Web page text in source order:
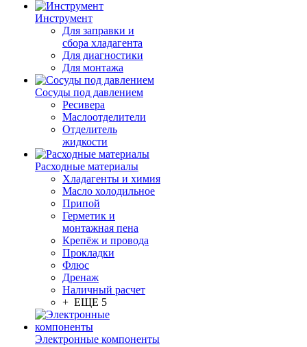
Инструмент
Для заправки и
сбора хладагента
Для диагностики
Для монтажа
Сосуды под давлением
Ресивера
Маслоотделители
Отделитель
жидкости
Расходные материалы
Хладагенты и химия
Масло холодильное
Припой
Герметик и
монтажная пена
Крепёж и провода
Прокладки
Флюс
Дренаж
Наличный расчет
+ ЕЩЕ 5
Электронные компоненты